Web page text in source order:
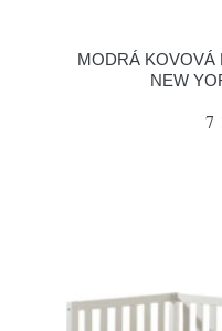
MODRÁ KOVOVÁ
NEW
7